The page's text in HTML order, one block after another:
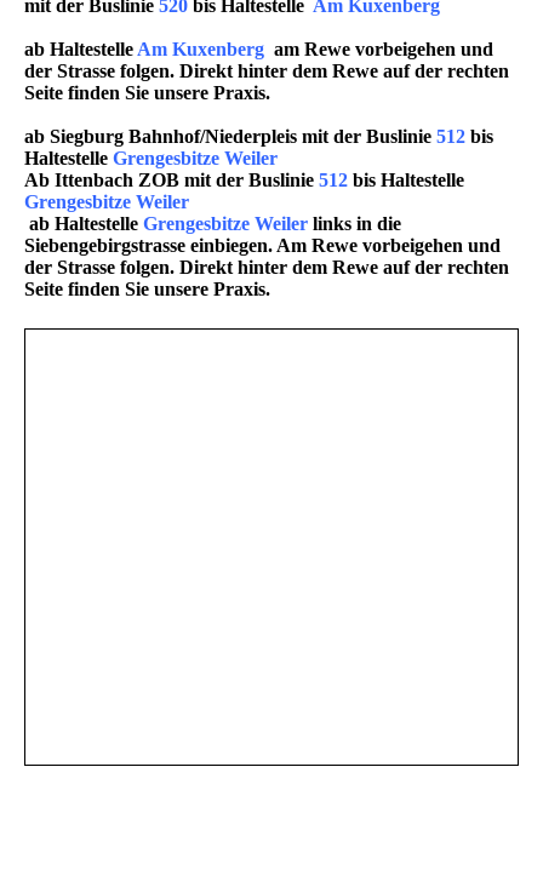
mit der Buslinie 520 bis Haltestelle Am Kuxenberg
ab Haltestelle Am Kuxenberg am Rewe vorbeigehen und
der Strasse folgen. Direkt hinter dem Rewe auf der rechten
Seite finden Sie unsere Praxis.
ab Siegburg Bahnhof/Niederpleis mit der Buslinie 512 bis
Haltestelle Grengesbitze Weiler
Ab Ittenbach ZOB mit der Buslinie 512 bis Haltestelle
Grengesbitze Weiler
ab Haltestelle Grengesbitze Weiler links in die
Siebengebirgstrasse einbiegen. Am Rewe vorbeigehen und
der Strasse folgen. Direkt hinter dem Rewe auf der rechten
Seite finden Sie unsere Praxis.